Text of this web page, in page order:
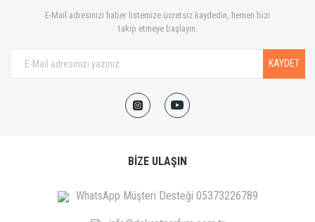
E-Mail adresinizi haber listemize ücretsiz kaydedin, hemen bizi
takip etmeye başlayın.
KAYDET
BİZE ULAŞIN
WhatsApp Müşteri Desteği 05373226789